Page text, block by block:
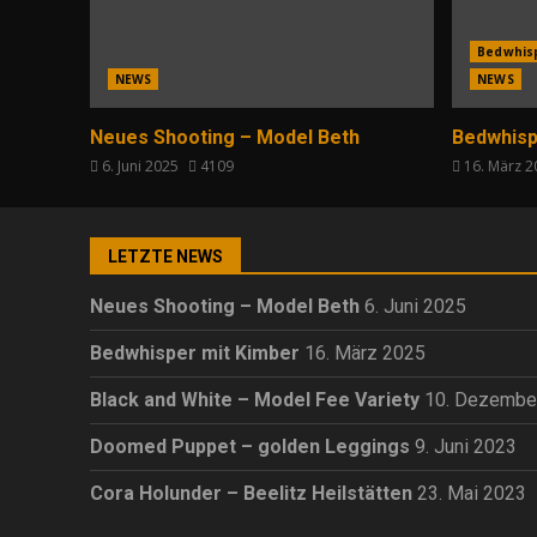
NEWS
Neues Shooting – Model Beth
6. Juni 2025 4109
NEWS
16. März
LETZTE NEWS
Neues Shooting – Model Beth 6. Juni 2025
Bedwhisper mit Kimber 16. März 2025
Black and White – Model Fee Variety 10.
Doomed Puppet – golden Leggings 9. Juni 2023
Cora Holunder – Beelitz Heilstätten 23. Mai 2023